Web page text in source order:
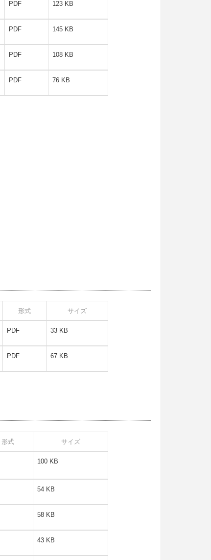
PDF 123 KB
PDF 145 KB
PDF 108 KB
PDF 76 KB
形式 サイズ
PDF 33 KB
PDF 67 KB
形式 サイズ
100 KB
54 KB
58 KB
43 KB